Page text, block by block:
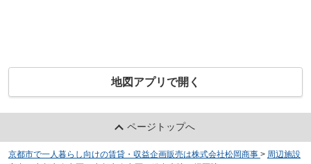
地図アプリで開く
ページトップへ
京都市で一人暮らし向けの賃貸・収益企画販売は株式会社松岡商事 > 周辺施設